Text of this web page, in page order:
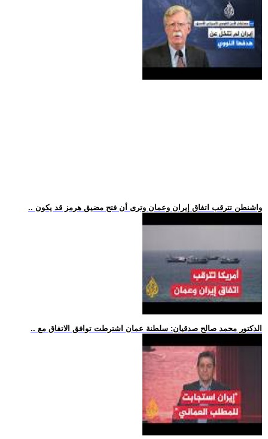
.. واشنطن تترقب اتفاق إيران وعمان وترى أن فتح مضيق هرمز قد يكون
.. الدكتور محمد صالح صدقيان: سلطنة عمان اشترطت توافق الاتفاق مع